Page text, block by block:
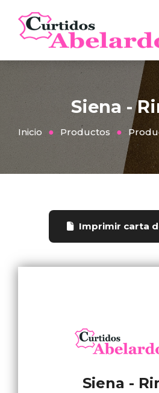
Siena -
Inicio Productos
Imprimir carta
Siena -